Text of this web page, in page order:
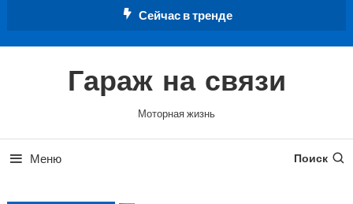
Сейчас в тренде
Гараж на связи
Моторная жизнь
Меню Поиск